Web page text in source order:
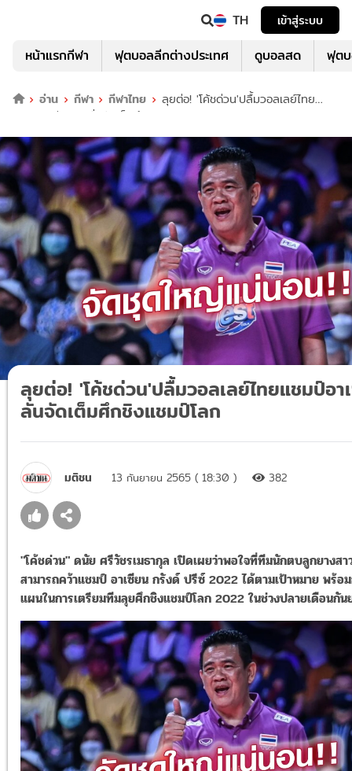
TH เข้าสู่ระบบ
หน้าแรกกีฬา ฟุตบอลลีกต่างประเทศ ดูบอลสด ฟุต
อ่าน กีฬา กีฬาไทย
ลุยต่อ! 'โค้ชด่วน'ปลื้มวอลเลย์ไทย
แชมป์อาเซียน - ลั่นจัดเต็มศึกชิงแชมป์โลก
ลุยต่อ! 'โค้ชด่วน'ปลื้มวอลเลย์ไทยแชมป์อ
ลั่นจัดเต็มศึกชิงแชมป์โลก
มติชน 13 กันยายน 2565 ( 18:30 ) 382
"โค้ชด่วน" ดนัย ศรีวัชรเมธากุล เปิดเผยว่าพอใจที่ทีมนักตบลูกยางสา
สามารถคว้าแชมป์ อาเซียน กรังด์ ปรีซ์ 2022 ได้ตามเป้าหมาย พร้อ
แผนในการเตรียมทีมลุยศึกชิงแชมป์โลก 2022 ในช่วงปลายเดือนกัน